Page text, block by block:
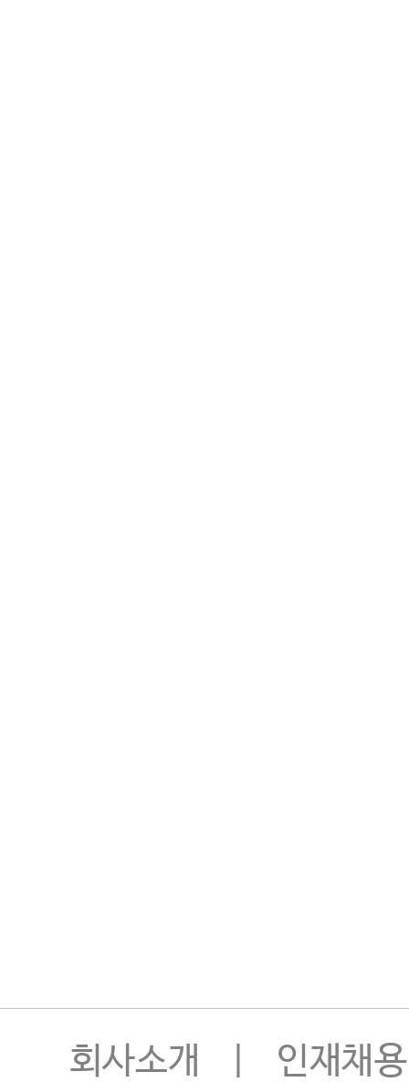
회사소개 인재채용